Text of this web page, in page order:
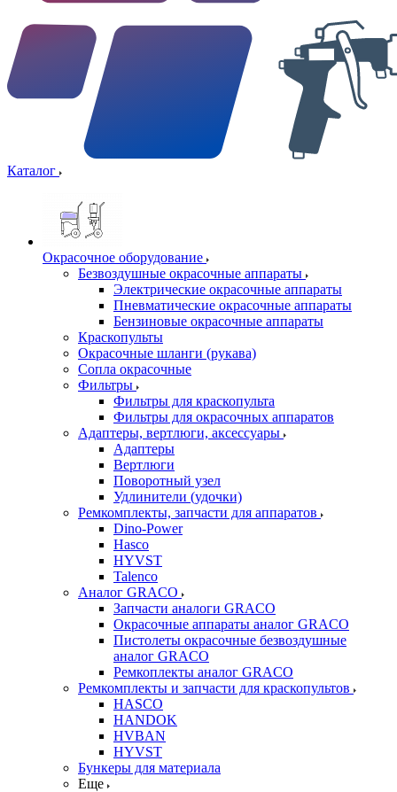
Каталог
Окрасочное оборудование
Безвоздушные окрасочные аппараты
Электрические окрасочные аппараты
Пневматические окрасочные аппараты
Бензиновые окрасочные аппараты
Краскопульты
Окрасочные шланги (рукава)
Сопла окрасочные
Фильтры
Фильтры для краскопульта
Фильтры для окрасочных аппаратов
Адаптеры, вертлюги, аксессуары
Адаптеры
Вертлюги
Поворотный узел
Удлинители (удочки)
Ремкомплекты, запчасти для аппаратов
Dino-Power
Hasco
HYVST
Talenco
Аналог GRACO
Запчасти аналоги GRACO
Окрасочные аппараты аналог GRACO
Пистолеты окрасочные безвоздушные
аналог GRACO
Ремкоплекты аналог GRACO
Ремкомплекты и запчасти для краскопультов
HASCO
HANDOK
HVBAN
HYVST
Бункеры для материала
Еще